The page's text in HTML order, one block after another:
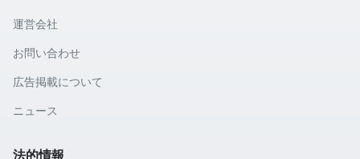
運営会社
お問い合わせ
広告掲載について
ニュース
法的情報